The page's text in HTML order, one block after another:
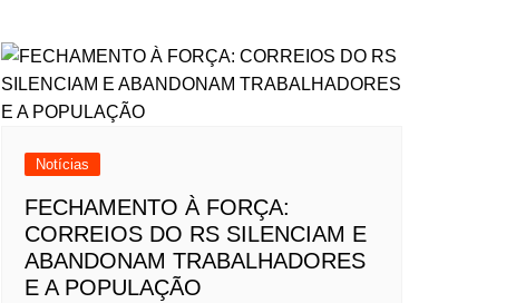
Notícias
FECHAMENTO À FORÇA:
CORREIOS DO RS SILENCIAM E
ABANDONAM TRABALHADORES
E A POPULAÇÃO